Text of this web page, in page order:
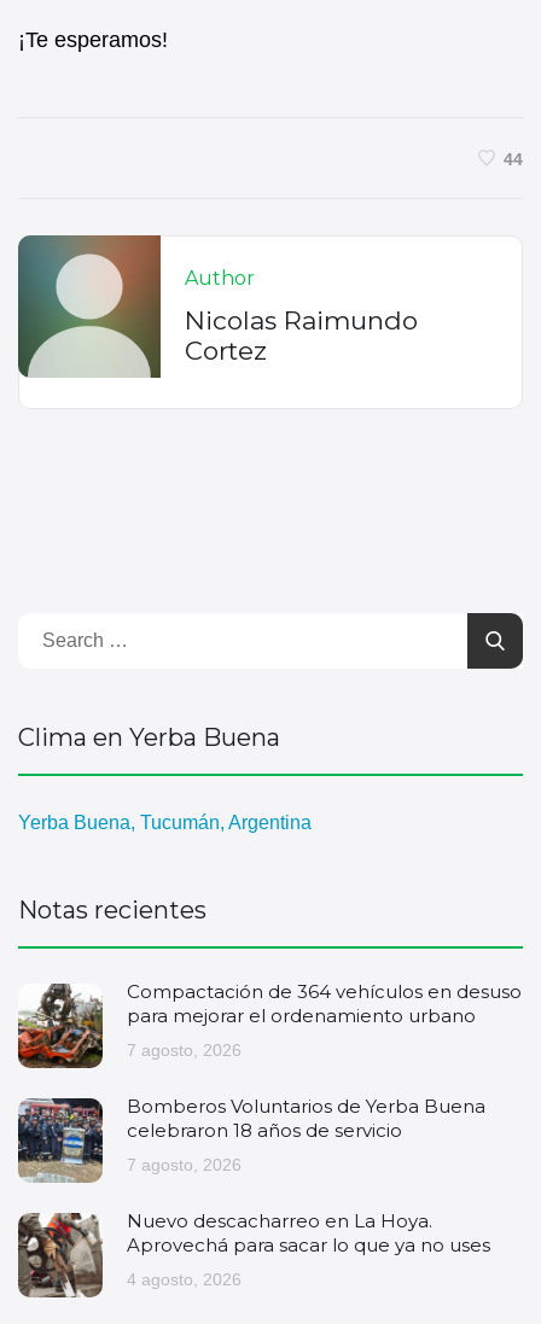
¡Te esperamos!
44
Author
Nicolas Raimundo
Cortez
Clima en Yerba Buena
Yerba Buena, Tucumán, Argentina
Notas recientes
Compactación de 364 vehículos en desuso
para mejorar el ordenamiento urbano
7 agosto, 2026
Bomberos Voluntarios de Yerba Buena
celebraron 18 años de servicio
7 agosto, 2026
Nuevo descacharreo en La Hoya.
Aprovechá para sacar lo que ya no uses
4 agosto, 2026